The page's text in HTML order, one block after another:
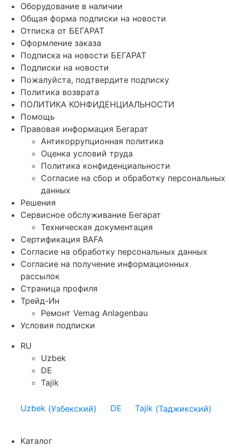
Оборудование в наличии
Общая форма подписки на новости
Отписка от БЕГАРАТ
Оформление заказа
Подписка на новости БЕГАРАТ
Подписки на новости
Пожалуйста, подтвердите подписку
Политика возврата
ПОЛИТИКА КОНФИДЕНЦИАЛЬНОСТИ
Помощь
Правовая информация Бегарат
Антикоррупционная политика
Оценка условий труда
Политика конфиденциальности
Согласие на сбор и обработку персональных
данных
Решения
Сервисное обслуживание Бегарат
Техническая документация
Сертификация BAFA
Согласие на обработку персональных данных
Согласие на получение информационных
рассылок
Страница профиля
Трейд-Ин
Ремонт Vemag Anlagenbau
Условия подписки
RU
Uzbek
DE
Tajik
Uzbek (Узбекский) DE Tajik (Таджикский)
Каталог